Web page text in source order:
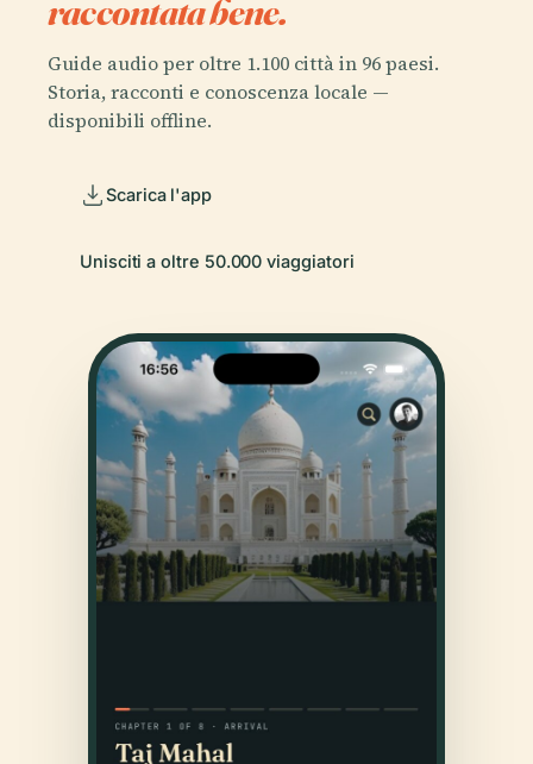
raccontata bene.
Guide audio per oltre 1.100 città in 96 paesi.
Storia, racconti e conoscenza locale —
disponibili offline.
Scarica l'app
Unisciti a oltre 50.000 viaggiatori